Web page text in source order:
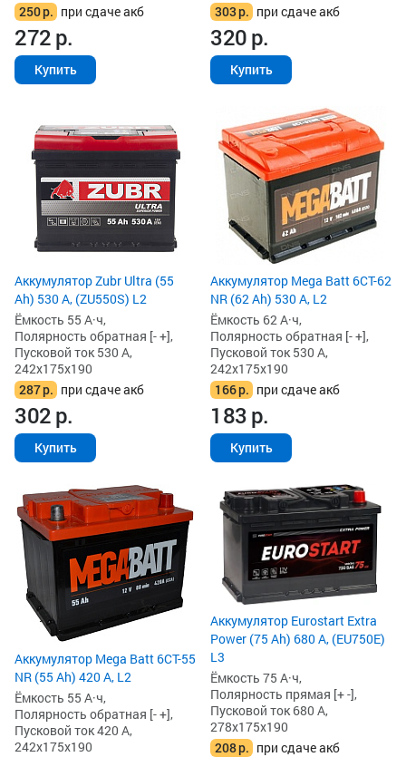
250р. при сдаче акб
272р.
Купить
303р. при сдаче акб
320р.
Купить
Аккумулятор Zubr Ultra (55
Ah) 530 А, (ZU550S) L2
Ёмкость 55 А·ч,
Полярность обратная [- +],
Пусковой ток 530 А,
242x175x190
287р. при сдаче акб
302р.
Купить
Аккумулятор Mega Batt 6CT-62
NR (62 Ah) 530 А, L2
Ёмкость 62 А·ч,
Полярность обратная [- +],
Пусковой ток 530 А,
242x175x190
166р. при сдаче акб
183р.
Купить
Аккумулятор Mega Batt 6CT-55
NR (55 Ah) 420 А, L2
Ёмкость 55 А·ч,
Полярность обратная [- +],
Пусковой ток 420 А,
242x175x190
Аккумулятор Eurostart Extra
Power (75 Ah) 680 А, (EU750E)
L3
Ёмкость 75 А·ч,
Полярность прямая [+ -],
Пусковой ток 680 А,
278x175x190
208р. при сдаче акб